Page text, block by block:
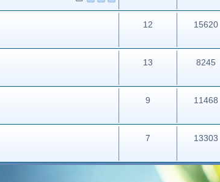
12 15620
13 8245
9 11468
7 13303